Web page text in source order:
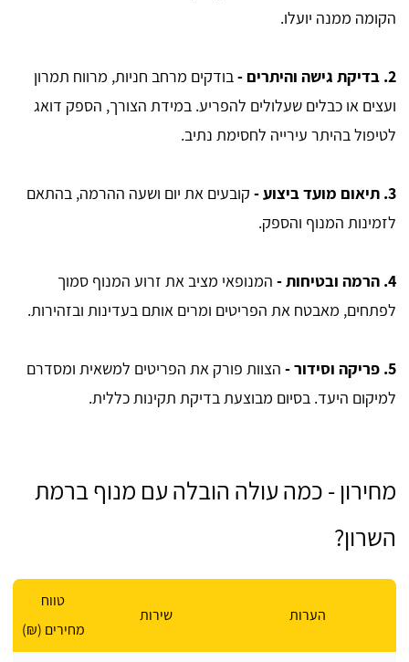
הקומה ממנה יועלו.
2. בדיקת גישה והיתרים -
בודקים מרחב חניות, מרווח תמרון
ועצים או כבלים שעלולים להפריע. במידת הצורך, הספק דואג
לטיפול בהיתר עירייה לחסימת נתיב.
3. תיאום מועד ביצוע -
קובעים את יום ושעה ההרמה, בהתאם
לזמינות המנוף והספק.
4. הרמה ובטיחות -
המנופאי מציב את זרוע המנוף סמוך
לפתחים, מאבטח את הפריטים ומרים אותם בעדינות ובזהירות.
5. פריקה וסידור -
הצוות פורק את הפריטים למשאית ומסדרם
למיקום היעד. בסיום מבוצעת בדיקת תקינות כללית.
מחירון - כמה עולה הובלה עם מנוף ברמת
השרון?
הערות שירות
טווח
מחירים (₪)